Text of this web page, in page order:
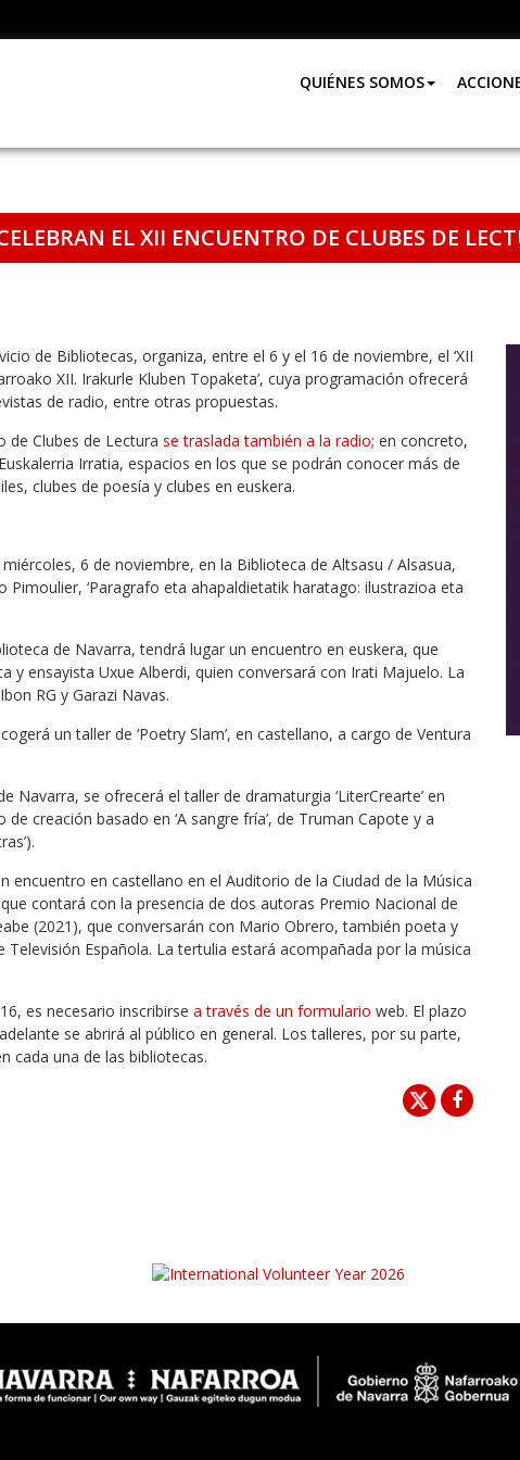
QUIÉNES SOMOS
EL XII ENCUENTRO DE CLUBES DE
de Bibliotecas, organiza, entre el 6 y el 16 de noviembre, el ‘XII
XII. Irakurle Kluben Topaketa’, cuya programación ofrecerá
de radio, entre otras propuestas.
de Clubes de Lectura se traslada también a la radio; en concreto,
Irratia, espacios en los que se podrán conocer más de
clubes de poesía y clubes en euskera.
6 de noviembre, en la Biblioteca de Altsasu / Alsasua,
‘Paragrafo eta ahapaldietatik haratago: ilustrazioa eta
de Navarra, tendrá lugar un encuentro en euskera, que
y ensayista Uxue Alberdi, quien conversará con Irati Majuelo. La
RG y Garazi Navas.
un taller de ‘Poetry Slam’, en castellano, a cargo de Ventura
Navarra, se ofrecerá el taller de dramaturgia ‘LiterCrearte’ en
creación basado en ‘A sangre fría’, de Truman Capote y a
encuentro en castellano en el Auditorio de la Ciudad de la Música
contará con la presencia de dos autoras Premio Nacional de
(2021), que conversarán con Mario Obrero, también poeta y
Televisión Española. La tertulia estará acompañada por la música
es necesario inscribirse a través de un formulario web. El plazo
se abrirá al público en general. Los talleres, por su parte,
cada una de las bibliotecas.